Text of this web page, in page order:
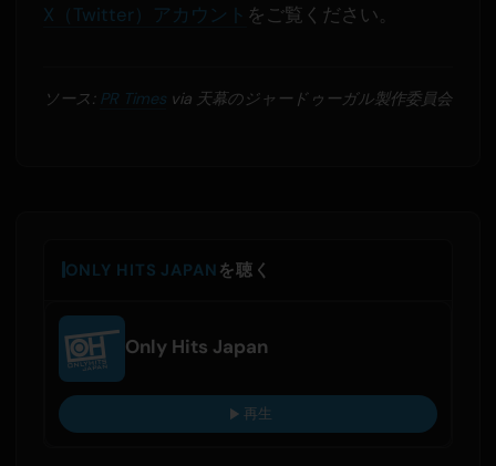
X（Twitter）アカウント をご覧ください。
ソース: PR Timesvia 天幕のジャードゥーガル製作委員会
ONLY HITS JAPAN を聴く
Only Hits Japan
再生